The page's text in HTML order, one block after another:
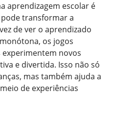
aprendizagem escolar é
transformar a
de ver o aprendizado
os jogos
novos
e divertida. Isso não só
mas também ajuda a
de experiências